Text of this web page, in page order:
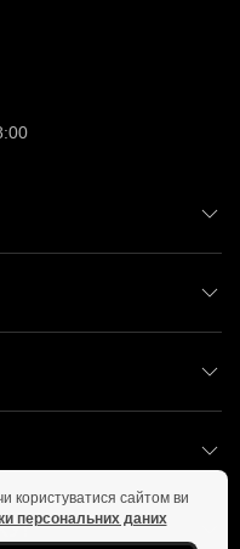
користуватися сайтом ви
персональних даних